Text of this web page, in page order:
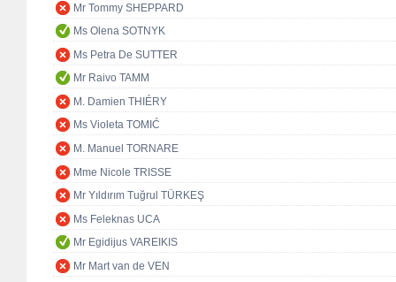
Mr Tommy SHEPPARD
Ms Olena SOTNYK
Ms Petra De SUTTER
Mr Raivo TAMM
M. Damien THIÉRY
Ms Violeta TOMIĆ
M. Manuel TORNARE
Mme Nicole TRISSE
Mr Yıldırım Tuğrul TÜRKEŞ
Ms Feleknas UCA
Mr Egidijus VAREIKIS
Mr Mart van de VEN